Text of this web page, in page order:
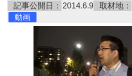
記事公開日： 2014.6.9 取材地：
動画